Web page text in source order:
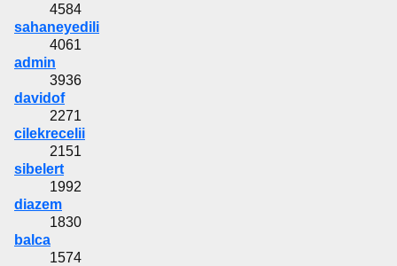
4584
sahaneyedili
4061
admin
3936
davidof
2271
cilekrecelii
2151
sibelert
1992
diazem
1830
balca
1574